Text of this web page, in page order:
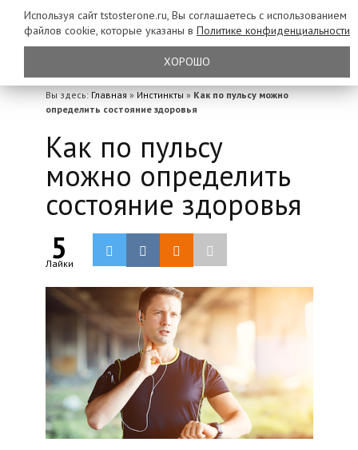
Вы здесь: Главная » Инстинкты » Как по пульсу можно
определить состояние здоровья
Как по пульсу
можно определить
состояние здоровья
5
Лайки
Используя сайт tstosterone.ru, Вы соглашаетесь с использованием
файлов cookie, которые указаны в Политике конфиденциальности
ХОРОШО